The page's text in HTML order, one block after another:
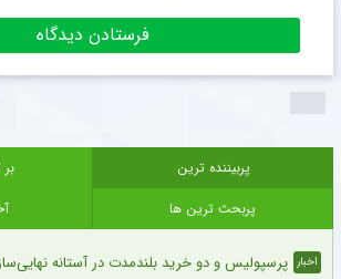
پربیننده ترین
پربحث ترین ها
اخبار پرسپولیس و دو خرید بلندمدت در آستانه